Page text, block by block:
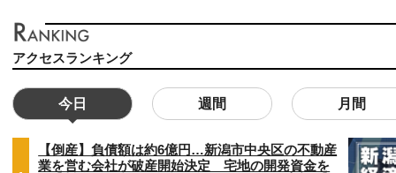
アクセスランキング
今日 週間 月間
【倒産】負債額は約6億円…新潟市中央区の不動産
業を営む会社が破産開始決定 宅地の開発資金を